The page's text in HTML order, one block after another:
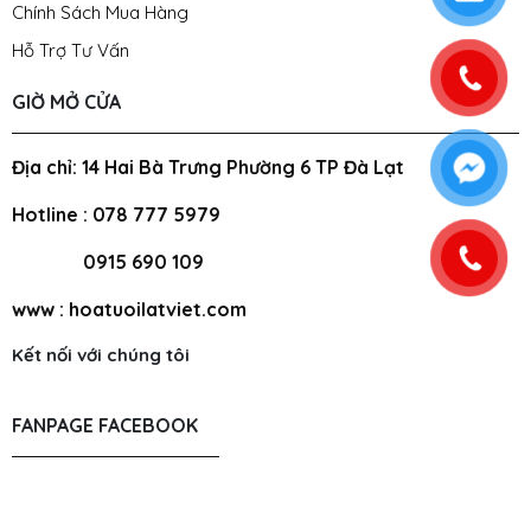
Chính Sách Mua Hàng
Hỗ Trợ Tư Vấn
GIỜ MỞ CỬA
Địa chỉ: 14 Hai Bà Trưng Phường 6 TP Đà Lạt
Hotline : 078 777 5979
0915 690 109
www : hoatuoilatviet.com
Kết nối với chúng tôi
FANPAGE FACEBOOK